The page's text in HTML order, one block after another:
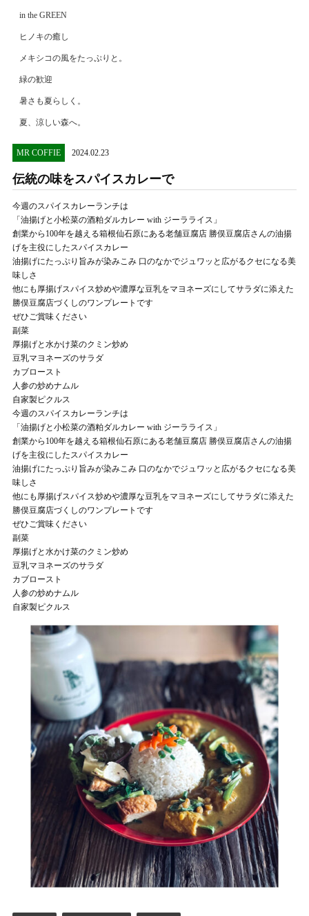
in the GREEN
ヒノキの癒し
メキシコの風をたっぷりと。
緑の歓迎
暑さも夏らしく。
夏、涼しい森へ。
MR COFFIE 2024.02.23
伝統の味をスパイスカレーで
今週のスパイスカレーランチは
「油揚げと小松菜の酒粕ダルカレー with ジーラライス」
創業から100年を越える箱根仙石原にある老舗豆腐店 勝俣豆腐店さんの油揚
げを主役にしたスパイスカレー
油揚げにたっぷり旨みが染みこみ 口のなかでジュワッと広がるクセになる美
味しさ
他にも厚揚げスパイス炒めや濃厚な豆乳をマヨネーズにしてサラダに添えた
勝俣豆腐店づくしのワンプレートです
ぜひご賞味ください
副菜
厚揚げと水かけ菜のクミン炒め
豆乳マヨネーズのサラダ
カブロースト
人参の炒めナムル
自家製ピクルス
今週のスパイスカレーランチは
「油揚げと小松菜の酒粕ダルカレー with ジーラライス」
創業から100年を越える箱根仙石原にある老舗豆腐店 勝俣豆腐店さんの油揚
げを主役にしたスパイスカレー
油揚げにたっぷり旨みが染みこみ 口のなかでジュワッと広がるクセになる美
味しさ
他にも厚揚げスパイス炒めや濃厚な豆乳をマヨネーズにしてサラダに添えた
勝俣豆腐店づくしのワンプレートです
ぜひご賞味ください
副菜
厚揚げと水かけ菜のクミン炒め
豆乳マヨネーズのサラダ
カブロースト
人参の炒めナムル
自家製ピクルス